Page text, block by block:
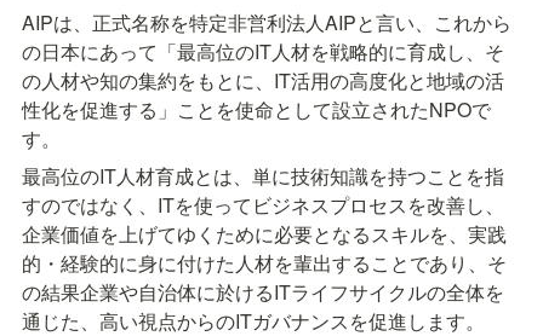
AIPは、正式名称を特定非営利法人AIPと言い、これから
の日本にあって「最高位のIT人材を戦略的に育成し、そ
の人材や知の集約をもとに、IT活用の高度化と地域の活
性化を促進する」ことを使命として設立されたNPOで
す。
最高位のIT人材育成とは、単に技術知識を持つことを指
すのではなく、ITを使ってビジネスプロセスを改善し、
企業価値を上げてゆくために必要となるスキルを、実践
的・経験的に身に付けた人材を輩出することであり、そ
の結果企業や自治体に於けるITライフサイクルの全体を
通じた、高い視点からのITガバナンスを促進します。